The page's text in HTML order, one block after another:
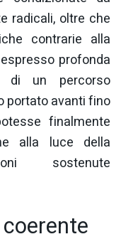
radicali, oltre che
contrarie alla
profonda
di un percorso
portato avanti fino
finalmente
alla luce della
sostenute